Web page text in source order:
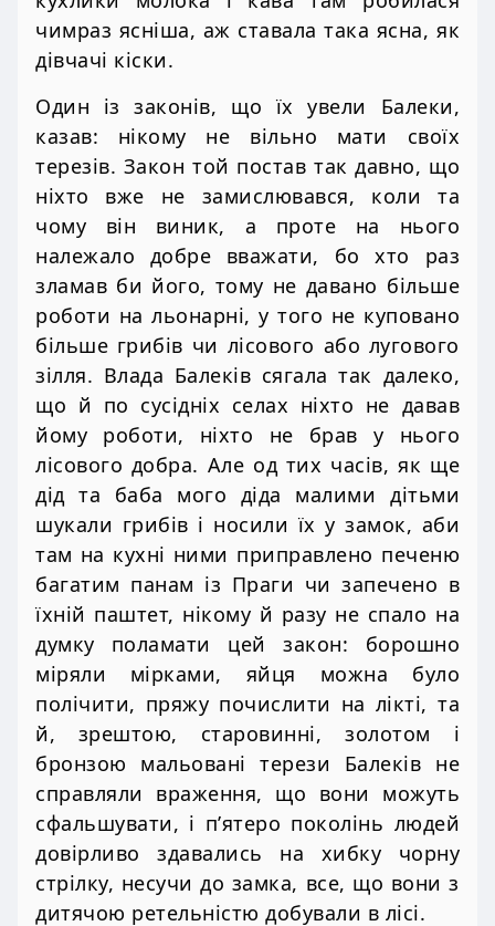
чимраз ясніша, аж ставала така ясна, як
дівчачі кіски.
Один із законів, що їх увели Балеки,
казав: нікому не вільно мати своїх
терезів. Закон той постав так давно, що
ніхто вже не замислювався, коли та
чому він виник, а проте на нього
належало добре вважати, бо хто раз
зламав би його, тому не давано більше
роботи на льонарні, у того не куповано
більше грибів чи лісового або лугового
зілля. Влада Балеків сягала так далеко,
що й по сусідніх селах ніхто не давав
йому роботи, ніхто не брав у нього
лісового добра. Але од тих часів, як ще
дід та баба мого діда малими дітьми
шукали грибів і носили їх у замок, аби
там на кухні ними приправлено печеню
багатим панам із Праги чи запечено в
їхній паштет, нікому й разу не спало на
думку поламати цей закон: борошно
міряли мірками, яйця можна було
полічити, пряжу почислити на лікті, та
й, зрештою, старовинні, золотом і
бронзою мальовані терези Балеків не
справляли враження, що вони можуть
сфальшувати, і п’ятеро поколінь людей
довірливо здавались на хибку чорну
стрілку, несучи до замка, все, що вони з
дитячою ретельністю добували в лісі.